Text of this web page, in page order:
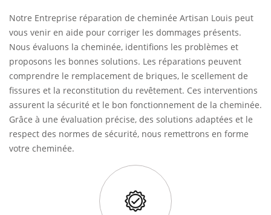
Notre Entreprise réparation de cheminée Artisan Louis peut
vous venir en aide pour corriger les dommages présents.
Nous évaluons la cheminée, identifions les problèmes et
proposons les bonnes solutions. Les réparations peuvent
comprendre le remplacement de briques, le scellement de
fissures et la reconstitution du revêtement. Ces interventions
assurent la sécurité et le bon fonctionnement de la cheminée.
Grâce à une évaluation précise, des solutions adaptées et le
respect des normes de sécurité, nous remettrons en forme
votre cheminée.